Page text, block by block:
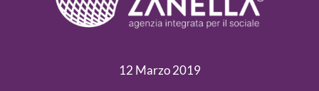
Servizi
Nonprofit Blog12 Marzo 2019